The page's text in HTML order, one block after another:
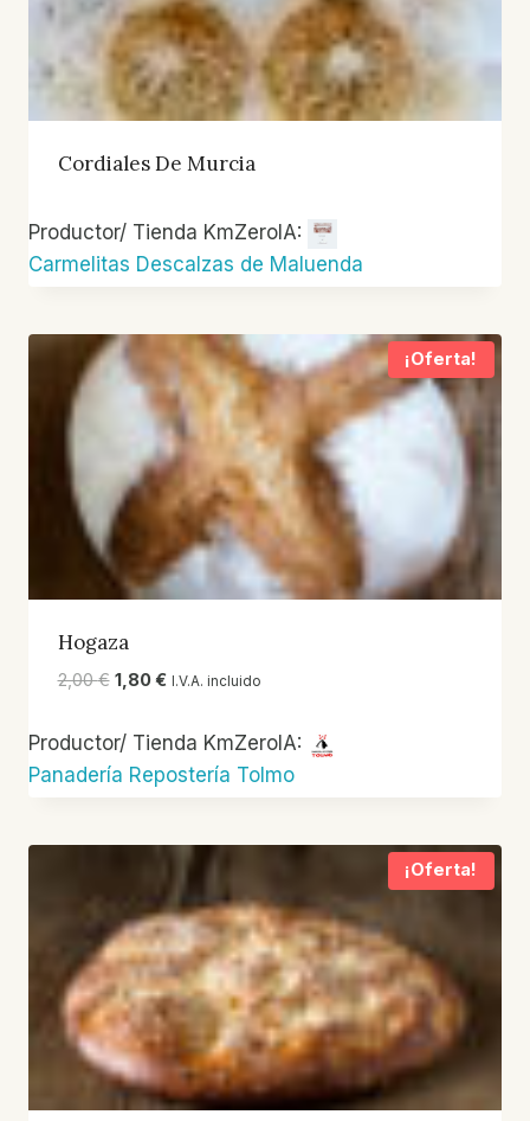
Cordiales De Murcia
Productor/ Tienda KmZeroIA:
Carmelitas Descalzas de Maluenda
¡Oferta!
Hogaza
2,00€ El
original
2,00 €.
1,80€El
actual
1,80 €.
I.V.A. incluido
Productor/ Tienda KmZeroIA:
Panadería Repostería Tolmo
¡Oferta!